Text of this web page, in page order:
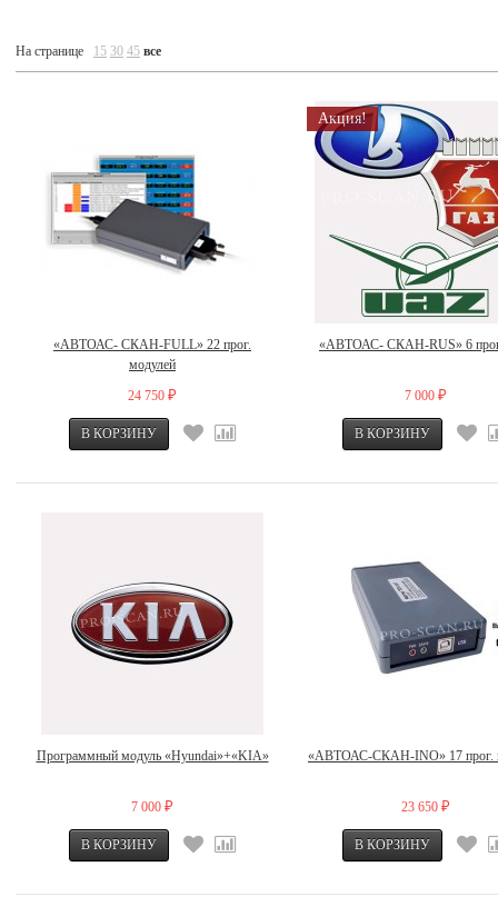
На странице 15 30 45 все
«АВТОАС- СКАН-FULL» 22 прог.
модулей
24 750 ₽
Акция!
«АВТОАС- СКАН-RUS» 6
7 000 ₽
Программный модуль «Hyundai»+«KIA»
7 000 ₽
«АВТОАС-СКАН-INO» 17 прог.
23 650 ₽